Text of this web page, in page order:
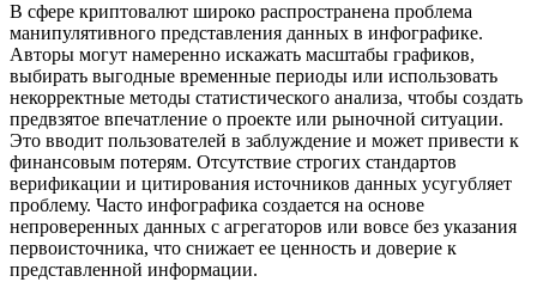
В сфере криптовалют широко распространена проблема
манипулятивного представления данных в инфографике.
Авторы могут намеренно искажать масштабы графиков,
выбирать выгодные временные периоды или использовать
некорректные методы статистического анализа, чтобы создать
предвзятое впечатление о проекте или рыночной ситуации.
Это вводит пользователей в заблуждение и может привести к
финансовым потерям. Отсутствие строгих стандартов
верификации и цитирования источников данных усугубляет
проблему. Часто инфографика создается на основе
непроверенных данных с агрегаторов или вовсе без указания
первоисточника, что снижает ее ценность и доверие к
представленной информации.